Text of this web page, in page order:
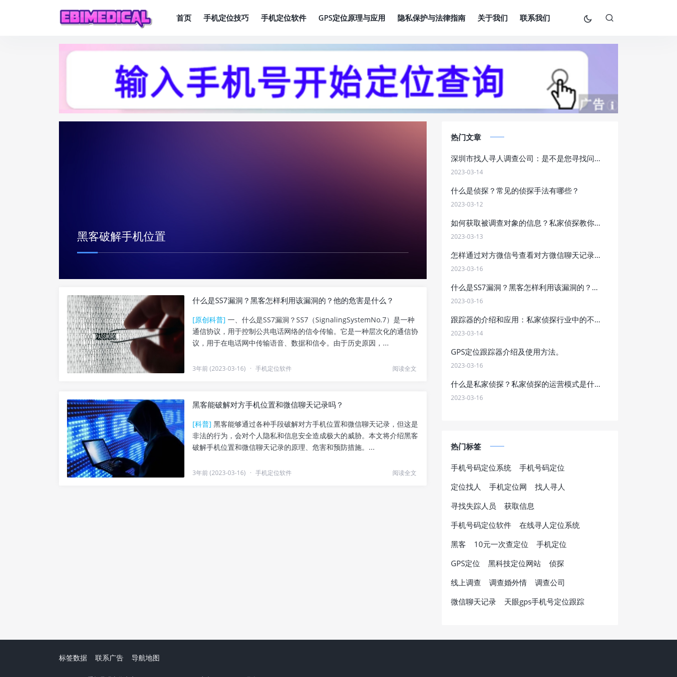
首页 手机定位技巧 手机定位软件 GPS定位原理与应用 隐私保护与法律指南 关于我们 联系我们
黑客破解手机位置
什么是SS7漏洞？黑客怎样利用该漏洞的？他的危害是什么？
[原创科普] 一、什么是SS7漏洞？SS7（SignalingSystemNo.7）是一种
通信协议，用于控制公共电话网络的信令传输。它是一种层次化的通信协
议，用于在电话网中传输语音、数据和信令。由于历史原因，...
3年前 (2023-03-16) · 手机定位软件 阅读全文
黑客能破解对方手机位置和微信聊天记录吗？
[科普] 黑客能够通过各种手段破解对方手机位置和微信聊天记录，但这是
非法的行为，会对个人隐私和信息安全造成极大的威胁。本文将介绍黑客
破解手机位置和微信聊天记录的原理、危害和预防措施。...
3年前 (2023-03-16) · 手机定位软件 阅读全文
热门文章
深圳市找人寻人调查公司：是不是您寻找问题解决方案的最佳选择？
2023-03-14
什么是侦探？常见的侦探手法有哪些？
2023-03-12
如何获取被调查对象的信息？私家侦探教你五种方法！
2023-03-13
怎样通过对方微信号查看对方微信聊天记录？
2023-03-16
什么是SS7漏洞？黑客怎样利用该漏洞的？他的危害是什么？
2023-03-16
跟踪器的介绍和应用：私家侦探行业中的不可或缺工具，如何合法合规地应用跟踪器进行调查工作？
2023-03-14
GPS定位跟踪器介绍及使用方法。
2023-03-16
什么是私家侦探？私家侦探的运营模式是什么？怎样找私家侦探？
2023-03-16
热门标签
手机号码定位系统
手机号码定位
定位找人
手机定位网
找人寻人
寻找失踪人员
获取信息
手机号码定位软件
在线寻人定位系统
黑客
10元一次查定位
手机定位
GPS定位
黑科技定位网站
侦探
线上调查
调查婚外情
调查公司
微信聊天记录
天眼gps手机号定位跟踪
标签数据 联系广告 导航地图